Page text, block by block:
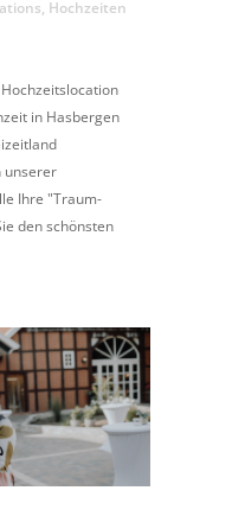
, Hochzeiten
in Hasbergen
unserer
Ihre "Traum-
den schönsten